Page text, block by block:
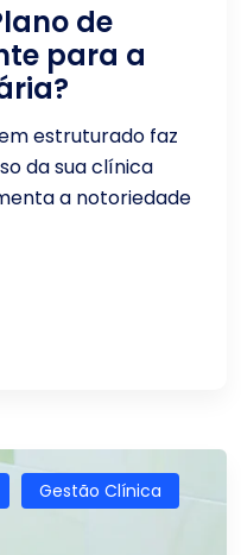
de
para a
estruturado faz
da sua clínica
a notoriedade
Gestão Clínica